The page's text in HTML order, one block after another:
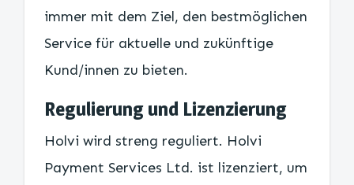
immer mit dem Ziel, den bestmöglichen
Service für aktuelle und zukünftige
Kund/innen zu bieten.
Regulierung und Lizenzierung
Holvi wird streng reguliert. Holvi
Payment Services Ltd. ist lizenziert, um